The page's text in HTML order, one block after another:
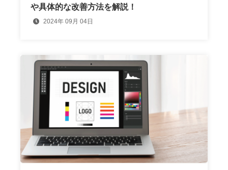
や具体的な改善方法を解説！
2024年 09月 04日